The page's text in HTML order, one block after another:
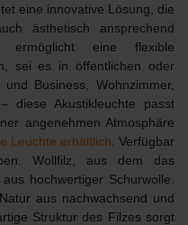
eine innovative Lösung, die
ästhetisch ansprechend
eine flexible
sei es in öffentlichen oder
Business, Wohnzimmer,
diese Akustikleuchte passt
angenehmen Atmosphäre
Leuchte erhältlich Verfügbar
Wollfilz, aus dem das
hochwertiger Schurwolle.
aus nachwachsend und
Struktur des Filzes sorgt